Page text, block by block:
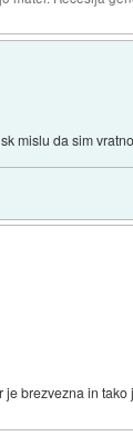
mislu da sim
brezvezna in